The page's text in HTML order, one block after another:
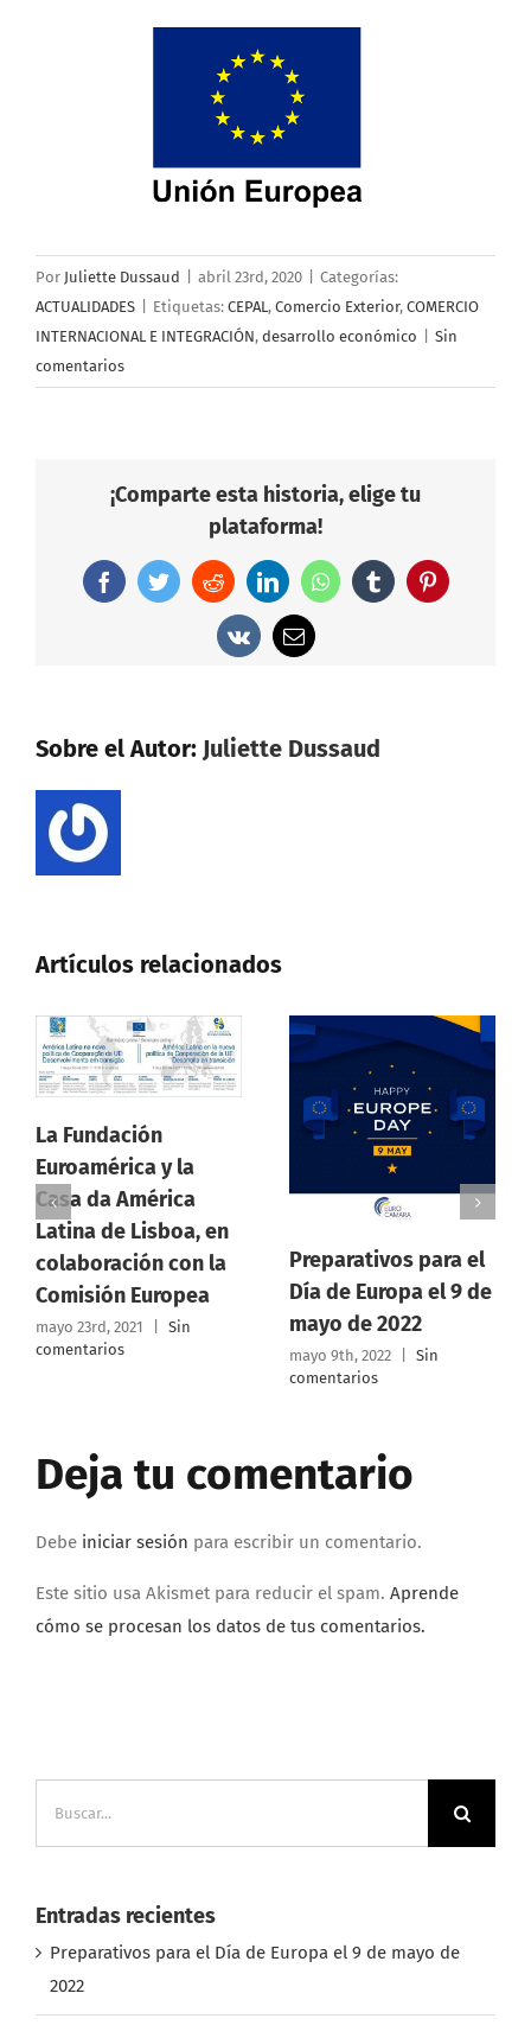
Por Juliette Dussaud abril 23rd, 2020
Categorías:
ACTUALIDADES
Etiquetas: CEPAL, Comercio Exterior, COMERCIO
INTERNACIONAL E INTEGRACIÓN, desarrollo económico
Sin
comentarios
¡Comparte esta historia, elige tu
plataforma!
FacebookTwitterRedditLinkedInWhatsAppTumblr Pinterest
Vk
Correo
electrónico
Sobre el Autor: Juliette Dussaud
Artículos relacionados
y la
América
Lisboa, en
con la
Europea
2021 | Sin
Preparativos para el
Día de Europa el 9 de
mayo de 2022
| Sin
Ordinaria
Deja tu comentario
Debe iniciar sesión para escribir un comentario.
Este sitio usa Akismet para reducir el spam. Aprende
cómo se procesan los datos de tus comentarios.
Buscar:
Entradas recientes
Preparativos para el Día de Europa el 9 de mayo de
2022